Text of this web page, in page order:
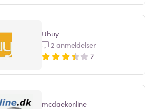
Ubuy
2 anmeldelser
7
mcdaekonline